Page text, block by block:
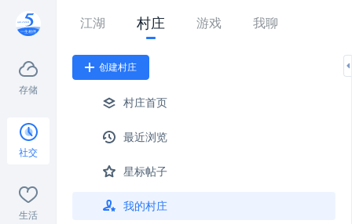
存储
社交
生活
江湖 村庄 游戏 我聊
创建村庄
村庄首页
最近浏览
星标帖子
我的村庄